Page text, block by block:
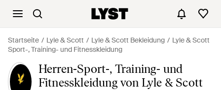
Startseite Lyle & Scott Lyle & Scott Bekleidung
Lyle & Scott
Sport-, Training- und Fitnesskleidung
Herren-Sport-, Training- und
Fitnesskleidung von Lyle & Scott